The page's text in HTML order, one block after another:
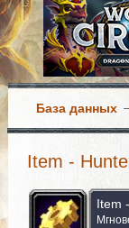
База данных
Item -
Item